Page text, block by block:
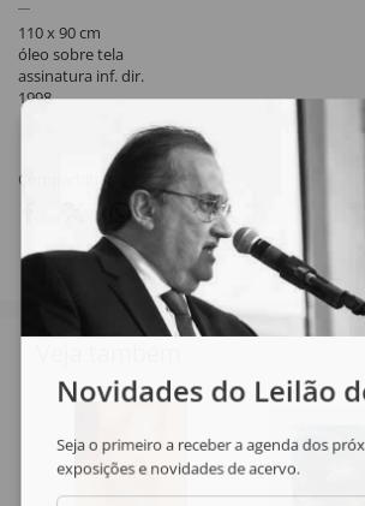
110 x 90 cm
óleo sobre tela
assinatura inf. dir.
1998
Compartilhar
Novidades do Leilão
Seja o primeiro a receber a agenda dos
exposições e novidades de acervo.